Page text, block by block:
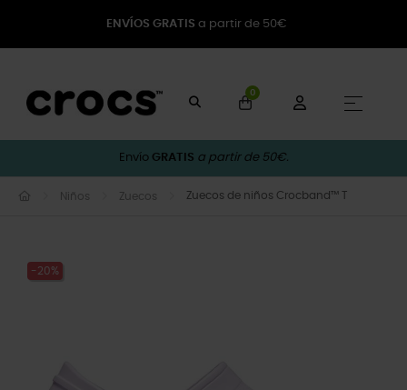
ENVÍOS GRATIS a partir de 50€
0
☰
Envío GRATIS a partir de 50€.
Niños Zuecos Zuecos de niños Crocband™ T
-20%